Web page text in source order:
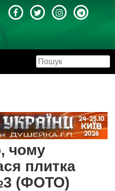
чому
плитка
(ФОТО)